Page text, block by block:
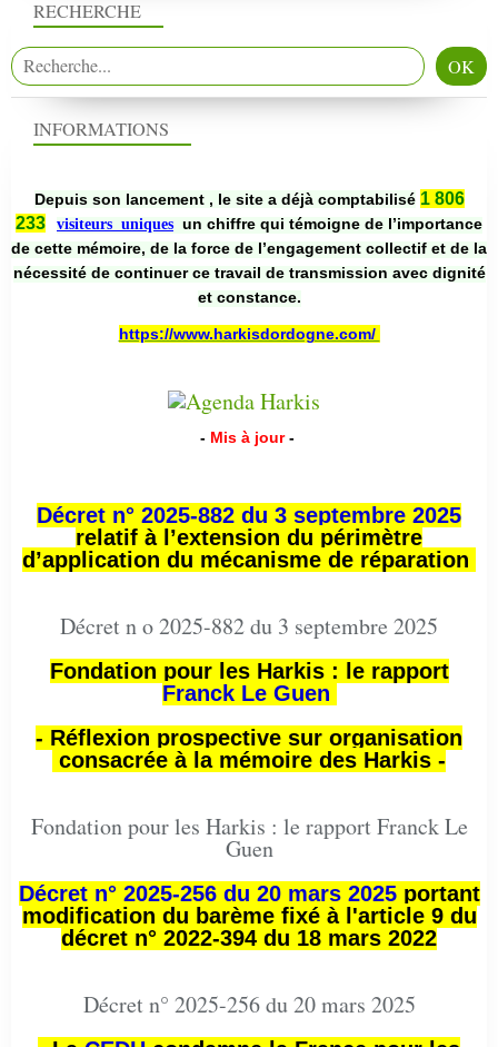
RECHERCHE
INFORMATIONS
Depuis son lancement , le site a déjà comptabilisé 1 806
233
visiteurs uniques un chiffre qui témoigne de l’importance
de cette mémoire, de la force de l’engagement collectif et de la
nécessité de continuer ce travail de transmission avec dignité
et constance.
https://www.harkisdordogne.com/
- Mis à jour -
Décret n° 2025-882 du 3 septembre 2025
relatif à l’extension du périmètre
d’application du mécanisme de réparation
Décret n o 2025-882 du 3 septembre 2025
Fondation pour les Harkis : le rapport
Franck Le Guen
- Réflexion prospective sur organisation
consacrée à la mémoire des Harkis -
Fondation pour les Harkis : le rapport Franck Le
Guen
Décret n° 2025-256 du 20 mars 2025portant
modification du barème fixé à l'article 9 du
décret n° 2022-394 du 18 mars 2022
Décret n° 2025-256 du 20 mars 2025